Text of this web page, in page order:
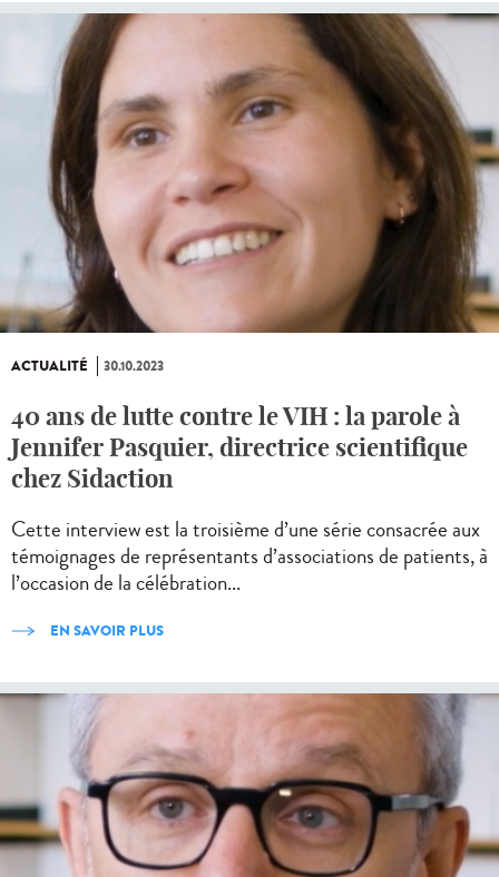
ACTUALITÉ 30.10.2023
40 ans de lutte contre le VIH : la parole à
Jennifer Pasquier, directrice scientifique
chez Sidaction
Cette interview est la troisième d’une série consacrée aux
témoignages de représentants d’associations de patients, à
l’occasion de la célébration...
EN SAVOIR PLUS